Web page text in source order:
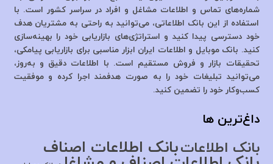
شماره‌های تماس و اطلاعات مشاغل و افراد در سراسر کشور است. با
استفاده از این بانک اطلاعاتی، می‌توانید به راحتی به مشتریان هدف
خود دسترسی پیدا کنید و استراتژی‌های بازاریابی خود را بهینه‌سازی
کنید. بانک موبایل و اطلاعات ایران ابزار مناسبی برای بازاریابی پیامکی،
تحقیقات بازار و فروش مستقیم است. با اطلاعات دقیق و به‌روز،
می‌توانید تبلیغات خود را به صورت هدفمند اجرا کرده و موفقیت
کسب‌وکار خود را تضمین کنید.
داغ‌ترین ها
بانک اطلاعاتبانک اطلاعات اصناف